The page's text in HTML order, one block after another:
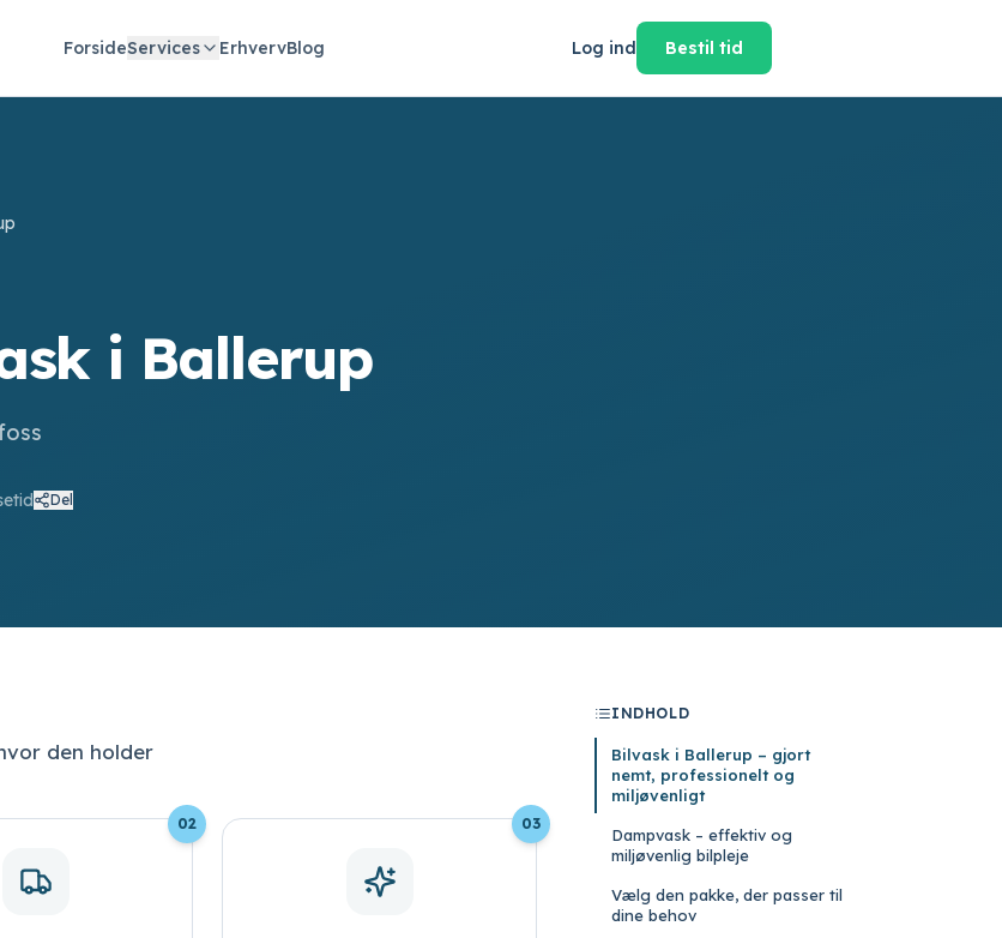
ForsideServices ErhvervBlog Log ind Bestil tid
i Ballerup
Del
den holder
02 03
INDHOLD
Bilvask i Ballerup – gjort
nemt, professionelt og
miljøvenligt
Dampvask – effektiv og
miljøvenlig bilpleje
Vælg den pakke, der passer til
dine behov